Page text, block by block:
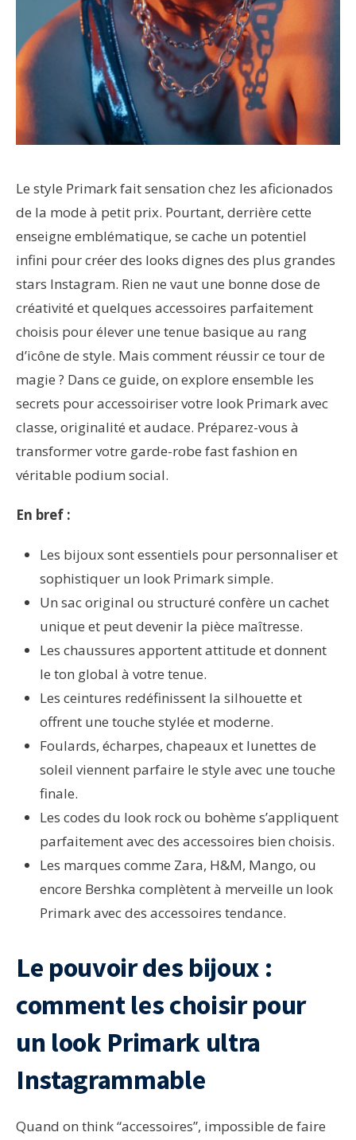
Le style Primark fait sensation chez les aficionados
de la mode à petit prix. Pourtant, derrière cette
enseigne emblématique, se cache un potentiel
infini pour créer des looks dignes des plus grandes
stars Instagram. Rien ne vaut une bonne dose de
créativité et quelques accessoires parfaitement
choisis pour élever une tenue basique au rang
d’icône de style. Mais comment réussir ce tour de
magie ? Dans ce guide, on explore ensemble les
secrets pour accessoiriser votre look Primark avec
classe, originalité et audace. Préparez-vous à
transformer votre garde-robe fast fashion en
véritable podium social.
En bref :
Les bijoux sont essentiels pour personnaliser et
sophistiquer un look Primark simple.
Un sac original ou structuré confère un cachet
unique et peut devenir la pièce maîtresse.
Les chaussures apportent attitude et donnent
le ton global à votre tenue.
Les ceintures redéfinissent la silhouette et
offrent une touche stylée et moderne.
Foulards, écharpes, chapeaux et lunettes de
soleil viennent parfaire le style avec une touche
finale.
Les codes du look rock ou bohème s’appliquent
parfaitement avec des accessoires bien choisis.
Les marques comme Zara, H&M, Mango, ou
encore Bershka complètent à merveille un look
Primark avec des accessoires tendance.
Le pouvoir des bijoux :
comment les choisir pour
un look Primark ultra
Instagrammable
Quand on think “accessoires”, impossible de faire